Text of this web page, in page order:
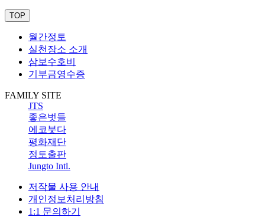
TOP
월간정토
실천장소 소개
삼보수호비
기부금영수증
FAMILY SITE
JTS
좋은벗들
에코붓다
평화재단
정토출판
Jungto Intl.
저작물 사용 안내
개인정보처리방침
1:1 문의하기